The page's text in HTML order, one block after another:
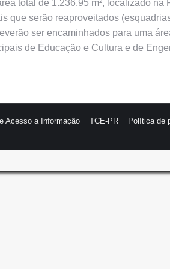
total de 1.236,95 m², localizado na
que serão reaproveitados
ser encaminhados para uma
de Educação e Cultura e de
Acesso a Informação TCE-PR
Política de